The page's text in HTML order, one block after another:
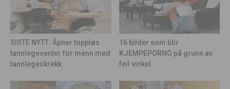
SISTE NYTT: Åpner toppløs
tannlegesenter for menn med
tannlegeskrekk
16 bilder som blir
KJEMPEPORNO på grunn av
feil vinkel